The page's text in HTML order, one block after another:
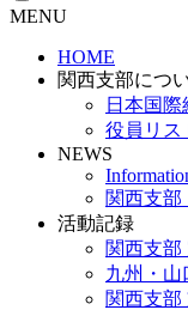
MENU
HOME
関西支部につ
日本国
役員リス
NEWS
関西支部
活動記録
関西支部
九州・山
関西支部